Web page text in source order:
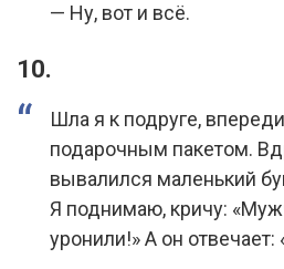
— Ну, вот и всё.
10.
Шла я к подруге,
подарочным пакетом.
вывалился маленький
Я поднимаю, кричу:
уронили!» А он